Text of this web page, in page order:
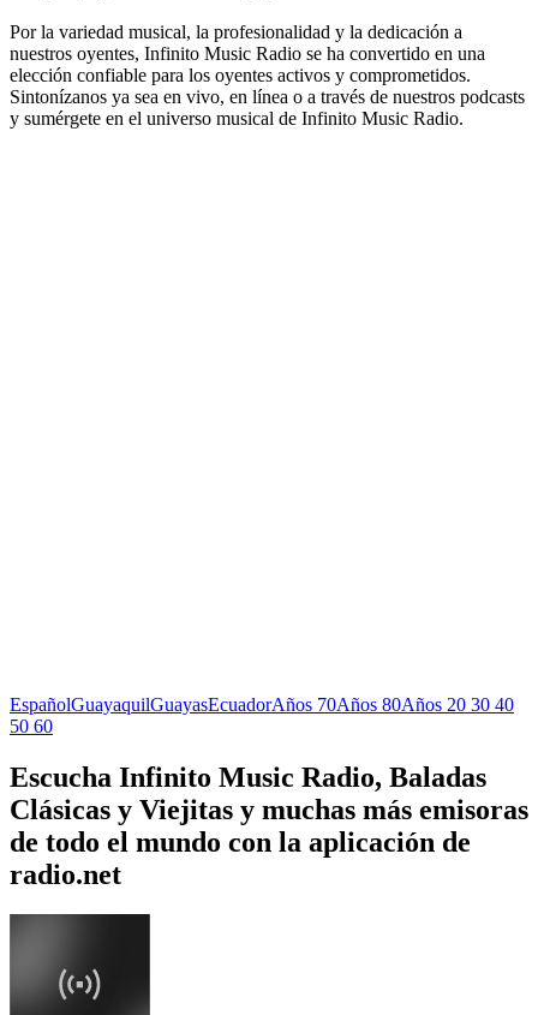
Por la variedad musical, la profesionalidad y la dedicación a
nuestros oyentes, Infinito Music Radio se ha convertido en una
elección confiable para los oyentes activos y comprometidos.
Sintonízanos ya sea en vivo, en línea o a través de nuestros podcasts
y sumérgete en el universo musical de Infinito Music Radio.
EspañolGuayaquilGuayasEcuadorAños 70Años 80Años 20 30 40
50 60
Escucha Infinito Music Radio, Baladas
Clásicas y Viejitas y muchas más emisoras
de todo el mundo con la aplicación de
radio.net